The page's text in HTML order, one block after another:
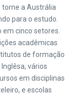
torne a Austrália
para o estudo.
cinco setores.
acadêmicas
de formação
vários
em disciplinas
e escolas